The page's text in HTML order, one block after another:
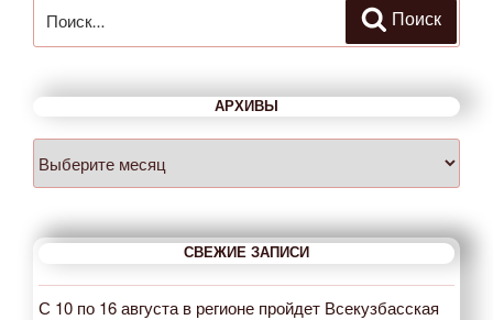
Поиск
АРХИВЫ
СВЕЖИЕ ЗАПИСИ
С 10 по 16 августа в регионе пройдет Всекузбасская